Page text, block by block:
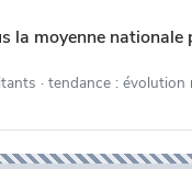
la moyenne
· tendance :